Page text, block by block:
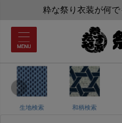
粋な祭り衣装が何で
生地検索 和柄検索